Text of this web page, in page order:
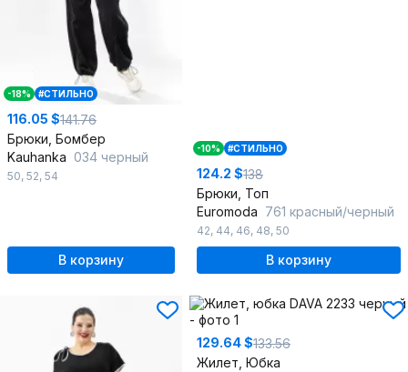
-18% #СТИЛЬНО
116.05 $141.76
Брюки, Бомбер
Kauhanka 034 черный
50, 52, 54
В корзину
-10% #СТИЛЬНО
124.2 $138
Брюки, Топ
Euromoda 761 красный/черный
42, 44, 46, 48, 50
В корзину
129.64 $133.56
Жилет, Юбка